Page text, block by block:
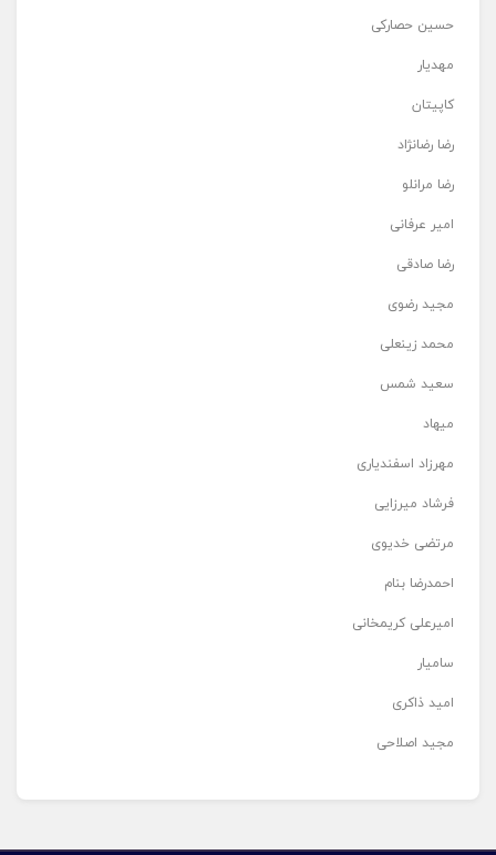
حسین حصارکی
مهدیار
کاپیتان
رضا رضانژاد
رضا مرانلو
امیر عرفانی
رضا صادقی
مجید رضوی
محمد زینعلی
سعید شمس
میهاد
مهرزاد اسفندیاری
فرشاد میرزایی
مرتضی خدیوی
احمدرضا بنام
امیرعلی کریمخانی
سامیار
امید ذاکری
مجید اصلاحی